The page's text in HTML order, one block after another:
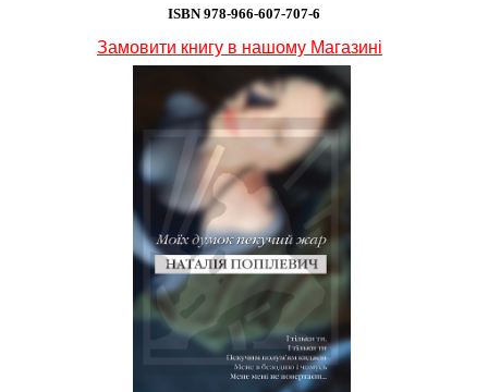
ISBN 978-966-607-707-6
Замовити книгу в нашому Магазині